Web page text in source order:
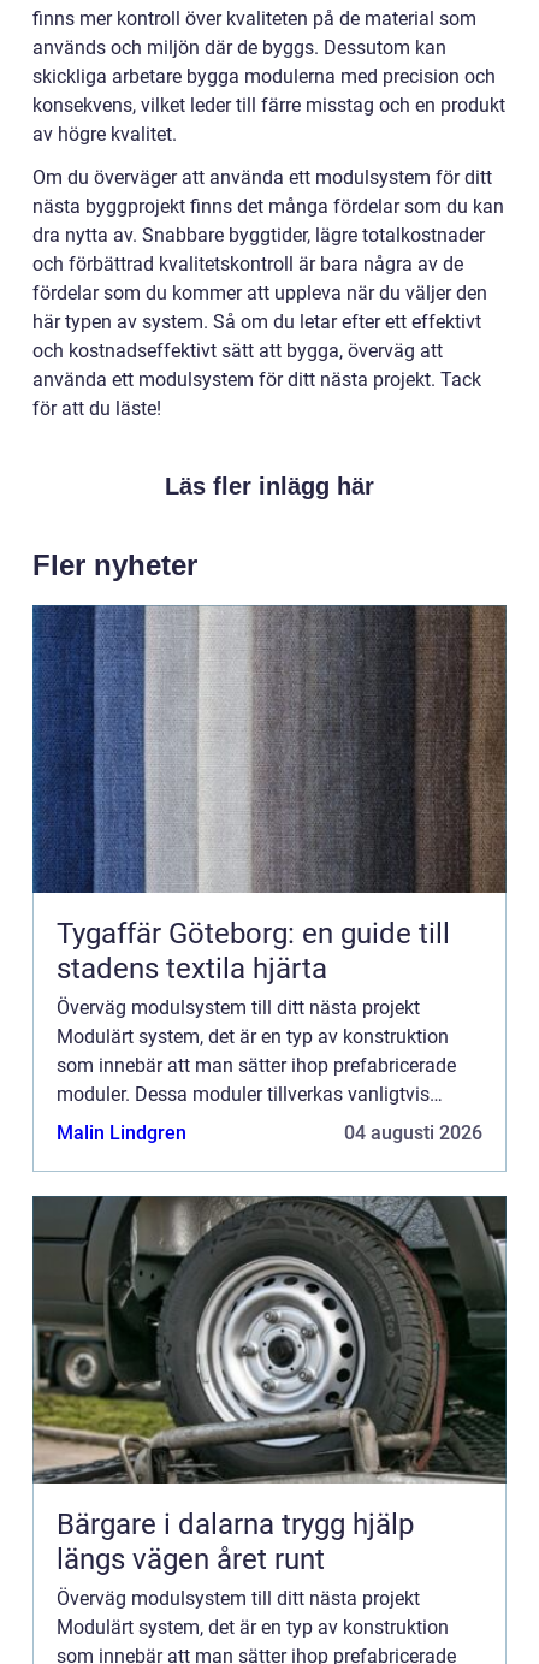
finns mer kontroll över kvaliteten på de material som
används och miljön där de byggs. Dessutom kan
skickliga arbetare bygga modulerna med precision och
konsekvens, vilket leder till färre misstag och en produkt
av högre kvalitet.
Om du överväger att använda ett modulsystem för ditt
nästa byggprojekt finns det många fördelar som du kan
dra nytta av. Snabbare byggtider, lägre totalkostnader
och förbättrad kvalitetskontroll är bara några av de
fördelar som du kommer att uppleva när du väljer den
här typen av system. Så om du letar efter ett effektivt
och kostnadseffektivt sätt att bygga, överväg att
använda ett modulsystem för ditt nästa projekt. Tack
för att du läste!
Läs fler inlägg här
Fler nyheter
Tygaffär Göteborg: en guide till
stadens textila hjärta
Överväg modulsystem till ditt nästa projekt
Modulärt system, det är en typ av konstruktion
som innebär att man sätter ihop prefabricerade
moduler. Dessa moduler tillverkas vanligtvis
utanför byggplatsen och förs sedan till
Malin Lindgren 04 augusti 2026
Bärgare i dalarna trygg hjälp
längs vägen året runt
Överväg modulsystem till ditt nästa projekt
Modulärt system, det är en typ av konstruktion
som innebär att man sätter ihop prefabricerade